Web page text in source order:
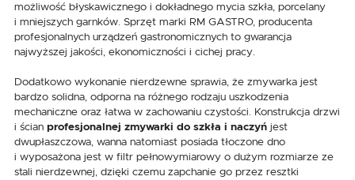
możliwość błyskawicznego i dokładnego mycia szkła, porcelany
i mniejszych garnków. Sprzęt marki RM GASTRO, producenta
profesjonalnych urządzeń gastronomicznych to gwarancja
najwyższej jakości, ekonomiczności i cichej pracy.
Dodatkowo wykonanie nierdzewne sprawia, że zmywarka jest
bardzo solidna, odporna na różnego rodzaju uszkodzenia
mechaniczne oraz łatwa w zachowaniu czystości. Konstrukcja drzwi
i ścian profesjonalnej zmywarki do szkła i naczyń jest
dwupłaszczowa, wanna natomiast posiada tłoczone dno
i wyposażona jest w filtr pełnowymiarowy o dużym rozmiarze ze
stali nierdzewnej, dzięki czemu zapchanie go przez resztki